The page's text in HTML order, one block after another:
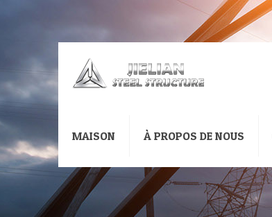
MAISON À PROPOS DE NOUS